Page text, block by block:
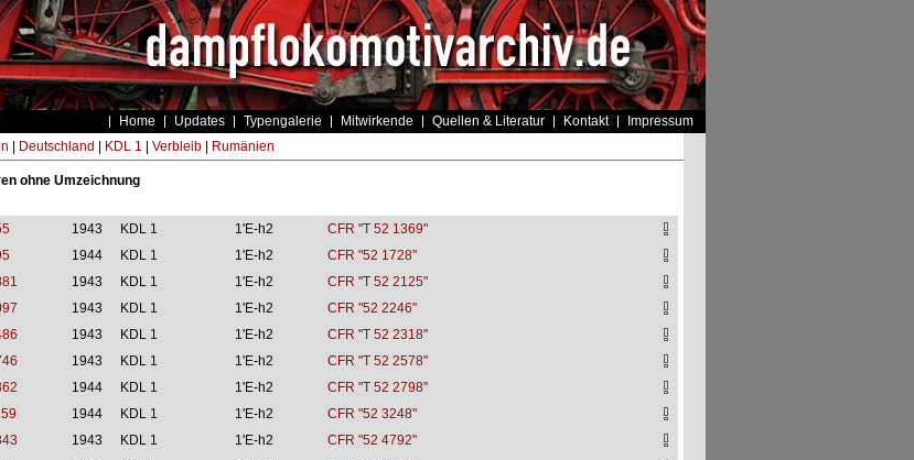
Home Updates Typengalerie Mitwirkende Quellen & Literatur Kontakt Impressum
Deutschland KDL 1 Verbleib| Rumänien
ohne Umzeichnung
1943 KDL 1 1'E-h2
CFR "T 52 1369"
1944 KDL 1 1'E-h2
CFR "52 1728"
1943 KDL 1 1'E-h2
CFR "T 52 2125"
1943 KDL 1 1'E-h2
CFR "52 2246"
1943 KDL 1 1'E-h2
CFR "T 52 2318"
1943 KDL 1 1'E-h2
CFR "T 52 2578"
1944 KDL 1 1'E-h2
CFR "T 52 2798"
1944 KDL 1 1'E-h2
CFR "52 3248"
1943 KDL 1 1'E-h2
CFR "52 4792"